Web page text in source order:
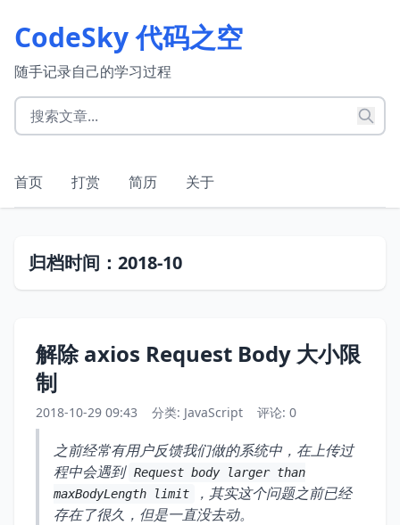
CodeSky 代码之空
随手记录自己的学习过程
首页 打赏 简历 关于
归档时间：2018-10
解除 axios Request Body 大小限
制
2018-10-29 09:43 分类: JavaScript 评论: 0
之前经常有用户反馈我们做的系统中，在上传过
程中会遇到 Request body larger than
maxBodyLength limit
，其实这个问题之前已经
存在了很久，但是一直没去动。